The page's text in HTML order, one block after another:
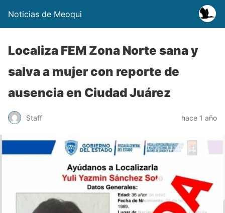
Noticias de Meoqui
Localiza FEM Zona Norte sana y
salva a mujer con reporte de
ausencia en Ciudad Juárez
Staff hace 1 año